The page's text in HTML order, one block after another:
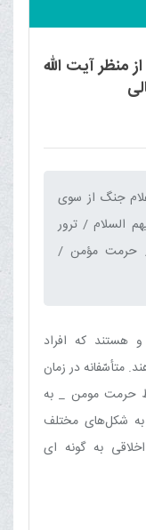
منظر آیت الله
جنگ از سوی
السلام / ترور
حرمت مؤمن /
هستند كه افراد
متأسّفانه در زمان
حرمت مومن _ به
به شكل‌های مختلف
به گونه ای